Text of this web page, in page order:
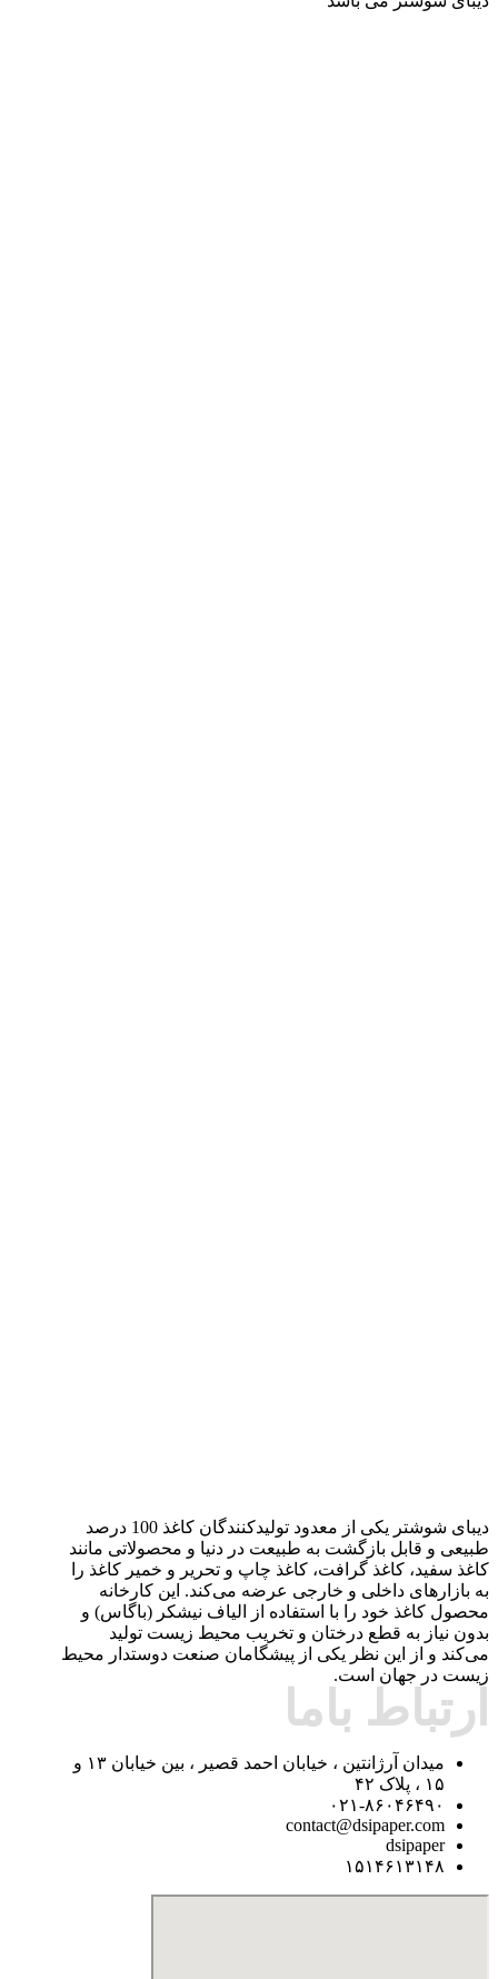
دیبای شوشتر یکی از معدود تولیدکنندگان کاغذ 100 درصد
طبیعی و قابل بازگشت به طبیعت در دنیا و محصولاتی مانند
کاغذ سفید، کاغذ گرافت، کاغذ چاپ و تحریر و خمیر کاغذ را
به بازارهای داخلی و خارجی عرضه می‌کند. این کارخانه
محصول کاغذ خود را با استفاده از الیاف نیشکر (باگاس) و
بدون نیاز به قطع درختان و تخریب محیط زیست تولید
می‌کند و از این نظر یکی از پیشگامان صنعت دوستدار محیط
زیست در جهان است.
ارتباط باما
میدان آرژانتین ، خیابان احمد قصیر ، بین خیابان ۱۳ و
۱۵ ، پلاک ۴۲
۰۲۱-۸۶۰۴۶۴۹۰
contact@dsipaper.com
dsipaper
۱۵۱۴۶۱۳۱۴۸